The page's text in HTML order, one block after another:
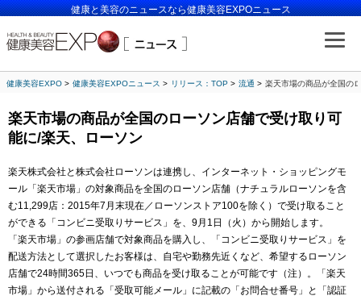
健康と美容のニュースなら健康美容EXPOニュース
健康美容EXPO 健康美容EXPOニュース リリース：TOP 流通 楽天市場の商品が全国の
楽天市場の商品が全国のローソン店舗で受け取り可
能に/楽天、ローソン
楽天株式会社と株式会社ローソンは連携し、インターネット・ショッピングモ
ール「楽天市場」の対象商品を全国のローソン店舗（ナチュラルローソンを含
む11,299店：2015年7月末現在／ローソンストア100を除く）で受け取ること
ができる「コンビニ受取りサービス」を、9月1日（火）から開始します。
「楽天市場」の参画店舗で対象商品を購入し、「コンビニ受取りサービス」を
配送方法として選択したお客様は、自宅や勤務先近くなど、希望するローソン
店舗で24時間365日、いつでも商品を受け取ることが可能です（注）。「楽天
市場」から送付される「受取可能メール」に記載の「お問合せ番号」と「認証